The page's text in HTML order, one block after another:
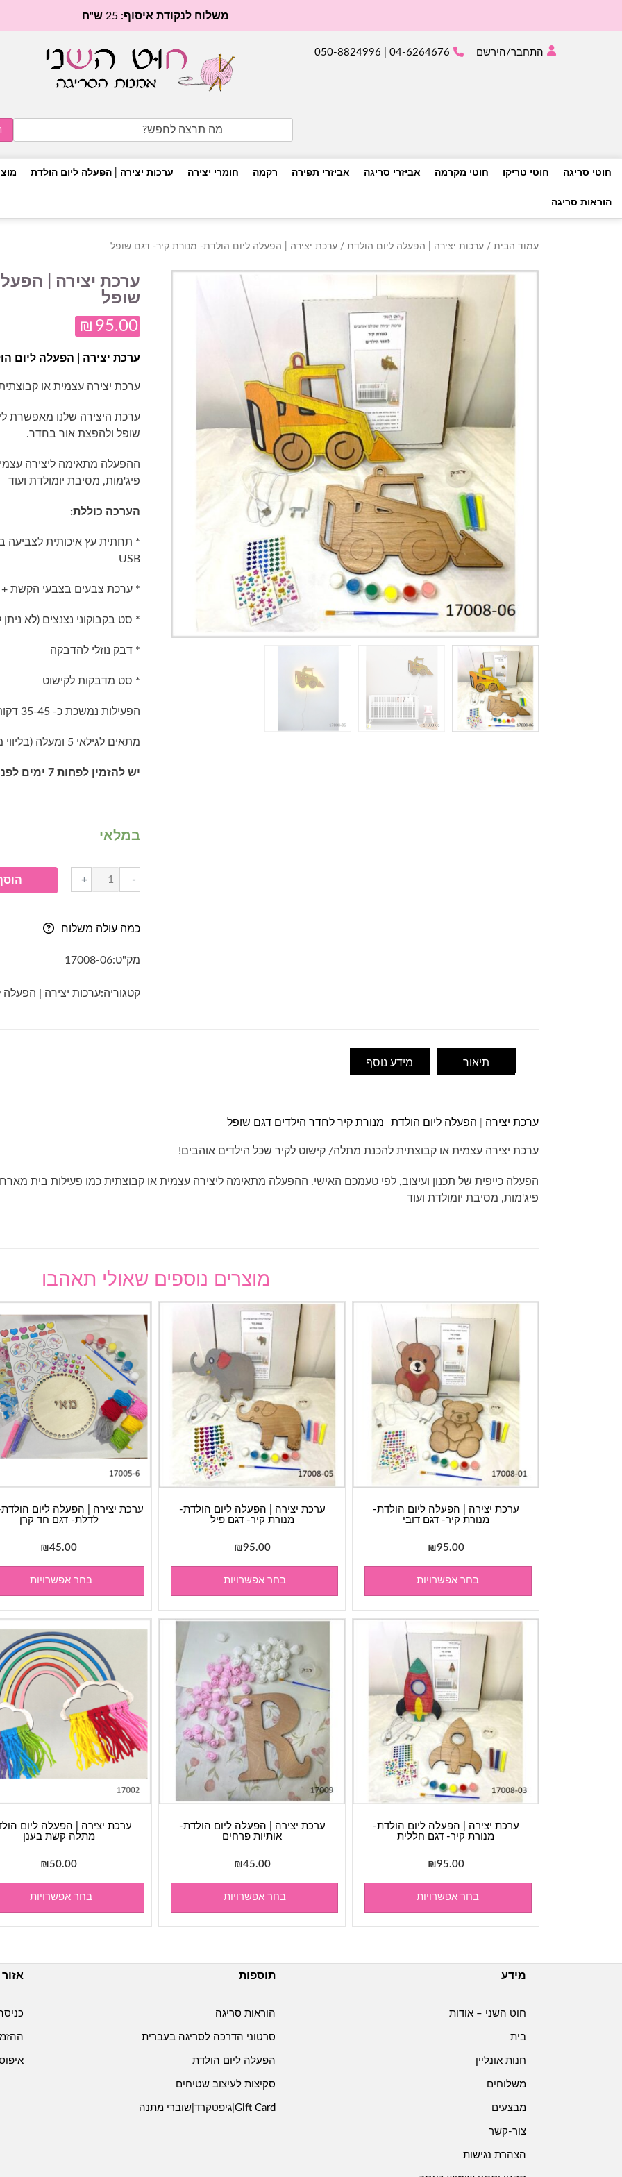
משלוח לנקודת איסוף: 25 ש"ח
for:
התחבר/הירשם 04-6264676 | 050-8824996
חוטי סריגה חוטי טריקו חוטי מקרמה אביזרי סריגה אביזרי תפירה רקמה חומרי יצירה ערכות יצירה | הפעלה ליום הולדת
הוראות סריגה
עמוד הבית / ערכות יצירה | הפעלה ליום הולדת / ערכת יצירה | הפעלה ליום הולדת- מנורת קיר- דגם שופל
ערכת יצירה |
שופל
₪ 95.00
ערכת יצירה | הפעלה ליום
ערכת יצירה עצמית או
ערכת היצירה שלנו מאפשרת
שופל ולהפצת אור בחדר.
ההפעלה מתאימה ליצירה
פיג'מות, מסיבת יומולדת ועוד
הערכה כוללת:
* תחתית עץ איכותית לצביעה
USB
* ערכת צבעים בצבעי הקשת +
* סט בקבוקוני נצנצים (לא
* דבק נוזלי להדבקה
* סט מדבקות לקישוט
הפעילות נמשכת כ- 35-45 דקות
מתאים לגילאי 5 ומעלה (בליווי מבוגר)
יש להזמין לפחות 7 ימים לפני מועד ההפעלה
במלאי
-
שופל
+
כמה עולה משלוח
מק"ט:17008-06
קטגוריה:ערכות יצירה | הפעלה
תיאור מידע נוסף
ערכת יצירה | הפעלה ליום הולדת- מנורת קיר לחדר הילדים דגם שופל
ערכת יצירה עצמית או קבוצתית להכנת מתלה/ קישוט לקיר שכל הילדים אוהבים!
הפעלה כייפית של תכנון ועיצוב, לפי טעמכם האישי. ההפעלה מתאימה ליצירה עצמית או קבוצתית כמו פעילות בית
פיג'מות, מסיבת יומולדת ועוד
מוצרים נוספים שאולי תאהבו
ערכת יצירה | הפעלה ליום
לדלת- דגם חד קרן
₪45.00
בחר אפשרויות
ערכת יצירה | הפעלה ליום הולדת-
מנורת קיר- דגם פיל
₪95.00
בחר אפשרויות
ערכת יצירה | הפעלה ליום הולדת-
מנורת קיר- דגם דובי
₪95.00
בחר אפשרויות
ערכת יצירה | הפעלה ליום
מתלה קשת בענן
₪50.00
בחר אפשרויות
ערכת יצירה | הפעלה ליום הולדת-
אותיות פרחים
₪45.00
בחר אפשרויות
ערכת יצירה | הפעלה ליום הולדת-
מנורת קיר- דגם חללית
₪95.00
בחר אפשרויות
מידע
חוט השני – אודות
בית
חנות אונליין
משלוחים
מבצעים
צור-קשר
הצהרת נגישות
תוספות
הוראות סריגה
סרטוני הדרכה לסריגה בעברית
הפעלה ליום הולדת
סקיצות לעיצוב שטיחים
Gift Card|גיפטקרד|שוברי מתנה